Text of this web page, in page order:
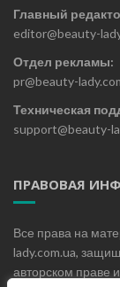
Главный
editor@beauty-
Отдел рекламы:
pr@beauty-
Техническая
support@beauty-
ПРАВОВАЯ
Все права на
lady.com.ua,
авторском праве